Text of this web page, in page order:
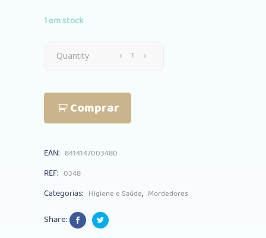
1 em stock
Mordedor
Texturas
Pink
Quantity
Comprar
EAN: 8414147003480
REF: 0348
Categorias: Higiene e Saúde, Mordedores
Share: